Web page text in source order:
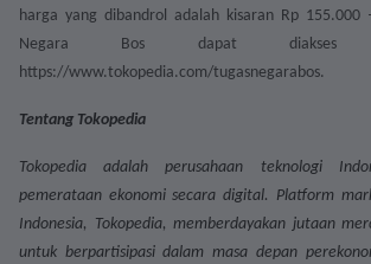
harga yang dibandrol adalah kisaran Rp 155.000
Negara Bos dapat diakses
https://www.tokopedia.com/tugasnegarabos.
Tentang Tokopedia
Tokopedia adalah perusahaan teknologi
pemerataan ekonomi secara digital. Platform
Indonesia, Tokopedia, memberdayakan jutaan
untuk berpartisipasi dalam masa depan